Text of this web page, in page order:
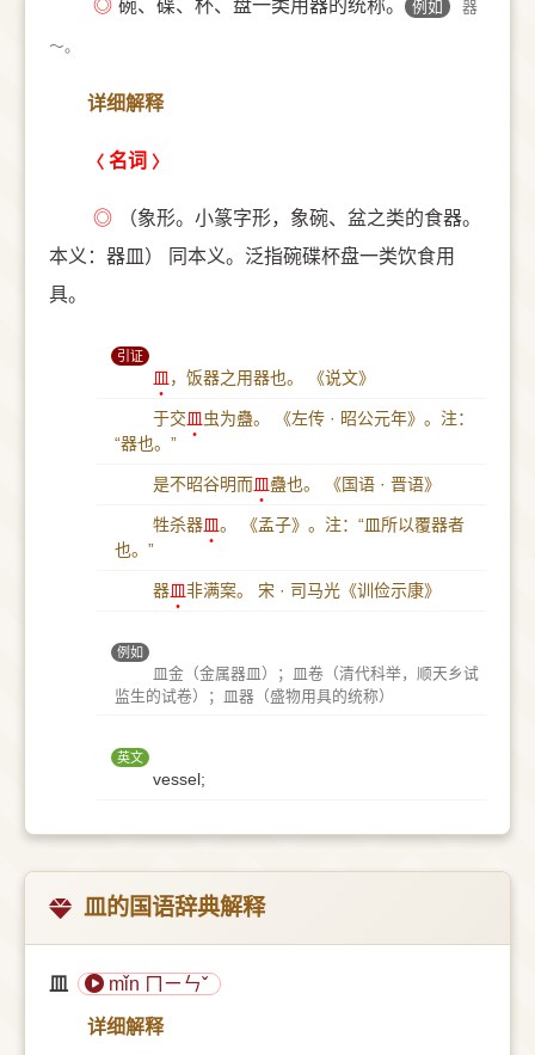
◎ 碗、碟、杯、盘一类用器的统称。 例如 器
～。
详细解释
名词
◎
（象形。小篆字形，象碗、盆之类的食器。
本义：器皿） 同本义。泛指碗碟杯盘一类饮食用
具。
引证
皿，饭器之用器也。 《说文》
于交皿虫为蠱。
《左传 · 昭公元年》。注：
“器也。”
是不昭谷明而皿蠱也。 《国语 · 晋语》
牲杀器皿。
《孟子》。注：“皿所以覆器者
也。”
器皿非满案。 宋 · 司马光《训俭示康》
例如
皿金（金属器皿）；皿卷（清代科举，顺天乡试
监生的试卷）；皿器（盛物用具的统称）
英文
vessel;
皿的国语辞典解释
皿 mǐn ㄇㄧㄣˇ
详细解释